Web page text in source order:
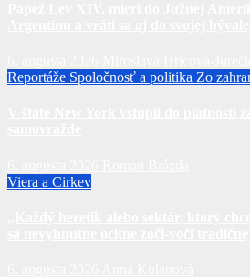
Reportáže Spoločnosť a politika Zo
Viera a Cirkev